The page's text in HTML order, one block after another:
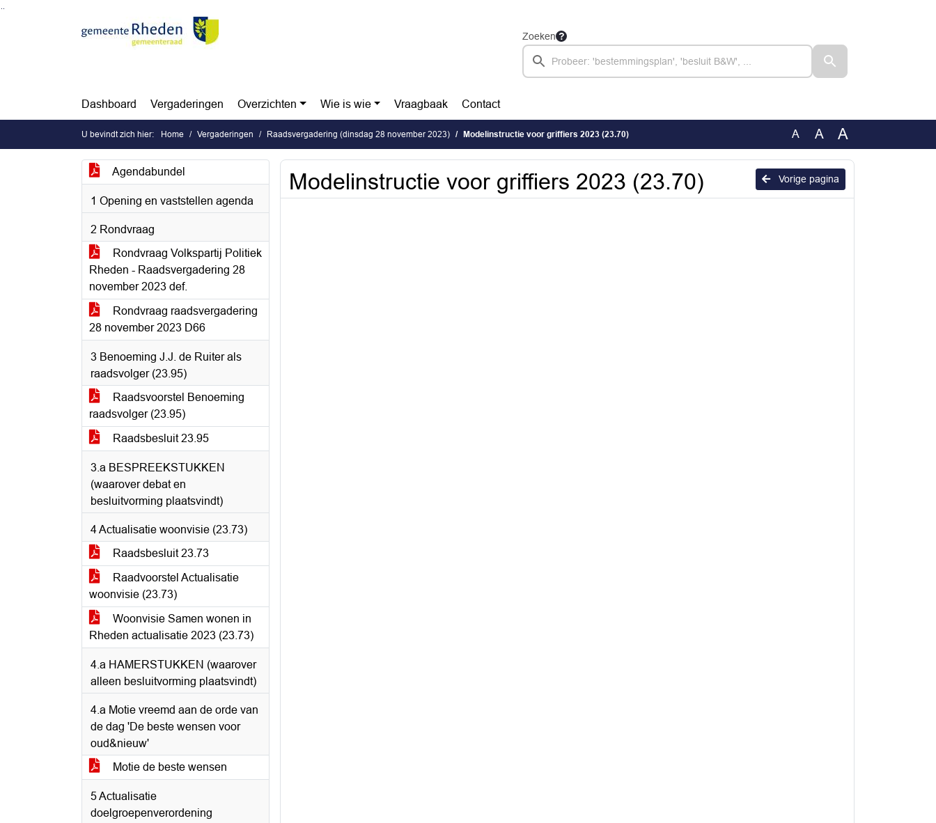
Zoeken
Dashboard Vergaderingen Overzichten Wie is wie Vraagbaak Contact
U bevindt zich hier: Home Vergaderingen Raadsvergadering (dinsdag 28 november 2023) Modelinstructie voor griffiers 2023 (23.70) A A A
Agendabundel
1 Opening en vaststellen agenda
2 Rondvraag
Rondvraag Volkspartij Politiek
Rheden - Raadsvergadering 28
november 2023 def.
Rondvraag raadsvergadering
28 november 2023 D66
3 Benoeming J.J. de Ruiter als
raadsvolger (23.95)
Raadsvoorstel Benoeming
raadsvolger (23.95)
Raadsbesluit 23.95
3.a BESPREEKSTUKKEN
(waarover debat en
besluitvorming plaatsvindt)
4 Actualisatie woonvisie (23.73)
Raadsbesluit 23.73
Raadvoorstel Actualisatie
woonvisie (23.73)
Woonvisie Samen wonen in
Rheden actualisatie 2023 (23.73)
4.a HAMERSTUKKEN (waarover
alleen besluitvorming plaatsvindt)
4.a Motie vreemd aan de orde van
de dag 'De beste wensen voor
oud&nieuw'
Motie de beste wensen
5 Actualisatie
doelgroepenverordening
Vorige pagina
Modelinstructie voor griffiers 2023 (23.70)